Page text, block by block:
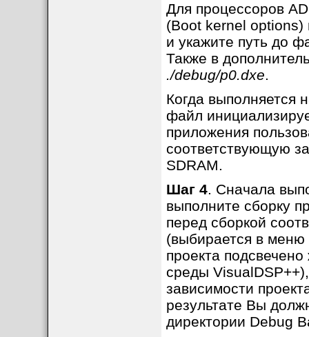
Для процессоров
(Boot kernel options)
и укажите путь до
Также в
./debug/p0.dxe.
Когда выполняется
файл
приложения
соответствующую
SDRAM.
Шаг 4. Сначала
выполните сборку
перед сборкой
(выбирается в меню
проекта
среды
зависимости
результате Вы
директории Debug